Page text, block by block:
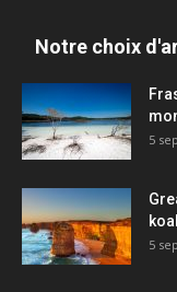
Notre choix
5
5